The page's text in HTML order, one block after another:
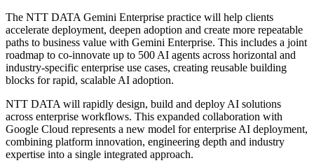
The NTT DATA Gemini Enterprise practice will help clients
accelerate deployment, deepen adoption and create more repeatable
paths to business value with Gemini Enterprise. This includes a joint
roadmap to co-innovate up to 500 AI agents across horizontal and
industry-specific enterprise use cases, creating reusable building
blocks for rapid, scalable AI adoption.
NTT DATA will rapidly design, build and deploy AI solutions
across enterprise workflows. This expanded collaboration with
Google Cloud represents a new model for enterprise AI deployment,
combining platform innovation, engineering depth and industry
expertise into a single integrated approach.